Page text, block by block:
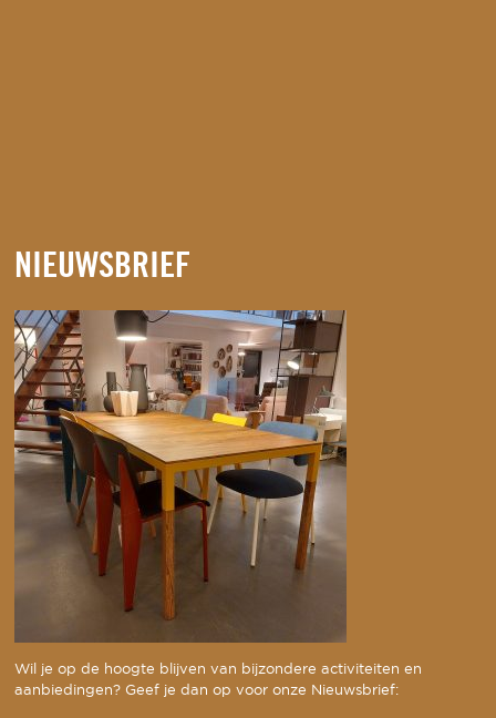
NIEUWSBRIEF
Wil je op de hoogte blijven van bijzondere activiteiten en
aanbiedingen? Geef je dan op voor onze Nieuwsbrief: